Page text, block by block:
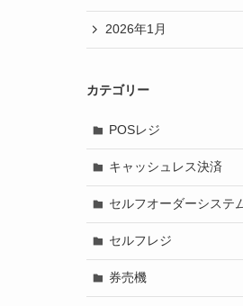
2026年1月
カテゴリー
POSレジ
キャッシュレス決済
セルフオーダーシステ
セルフレジ
券売機